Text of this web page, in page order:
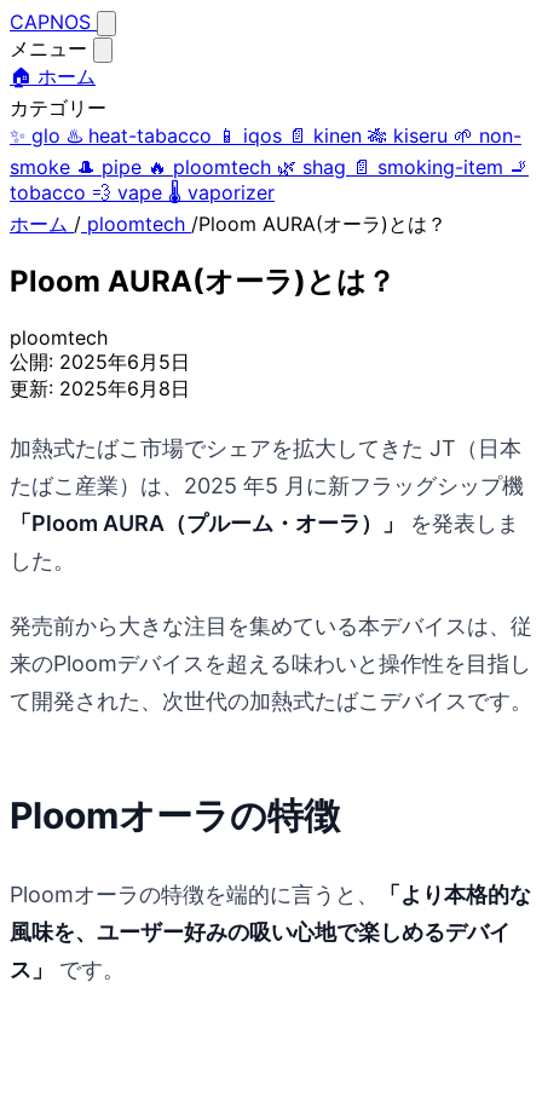
CAPNOS
メニュー
🏠 ホーム
カテゴリー
✨ glo ♨️ heat-tabacco 📱 iqos 📄 kinen 🎋 kiseru 🌱 non-
smoke 🎩 pipe 🔥 ploomtech 🌿 shag 📄 smoking-item 🚬
tobacco 💨 vape 🌡️ vaporizer
ホーム / ploomtech /Ploom AURA(オーラ)とは？
Ploom AURA(オーラ)とは？
ploomtech
公開: 2025年6月5日
更新: 2025年6月8日
加熱式たばこ市場でシェアを拡大してきた JT（日本
たばこ産業）は、2025 年5 月に新フラッグシップ機
「Ploom AURA（プルーム・オーラ）」
を発表しま
した。
発売前から大きな注目を集めている本デバイスは、従
来のPloomデバイスを超える味わいと操作性を目指し
て開発された、次世代の加熱式たばこデバイスです。
Ploomオーラの特徴
Ploomオーラの特徴を端的に言うと、
「より本格的な
風味を、ユーザー好みの吸い心地で楽しめるデバイ
ス」
です。